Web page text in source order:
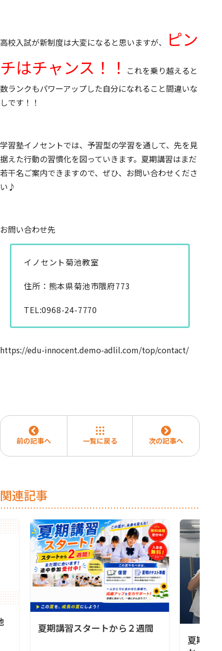
高校入試が新制度は大変になると思いますが、
ピン
チはチャンス！！
これを乗り越えると
数ランクもパワーアップした自分になれること間違いな
しです！！
学習塾イノセントでは、予習型の学習を通して、先を見
据えた行動の習慣化を図っていきます。夏期講習はまだ
若干名ご案内できますので、ぜひ、お問い合わせくださ
い♪
お問い合わせ先
イノセント菊池教室
住所：熊本県菊池市隈府773
TEL:0968-24-7770
https://edu-innocent.demo-adlil.com/top/contact/
前の記事へ 一覧に戻る 次の記事へ
関連記事
夏期講習スタートから２週間
夏期講